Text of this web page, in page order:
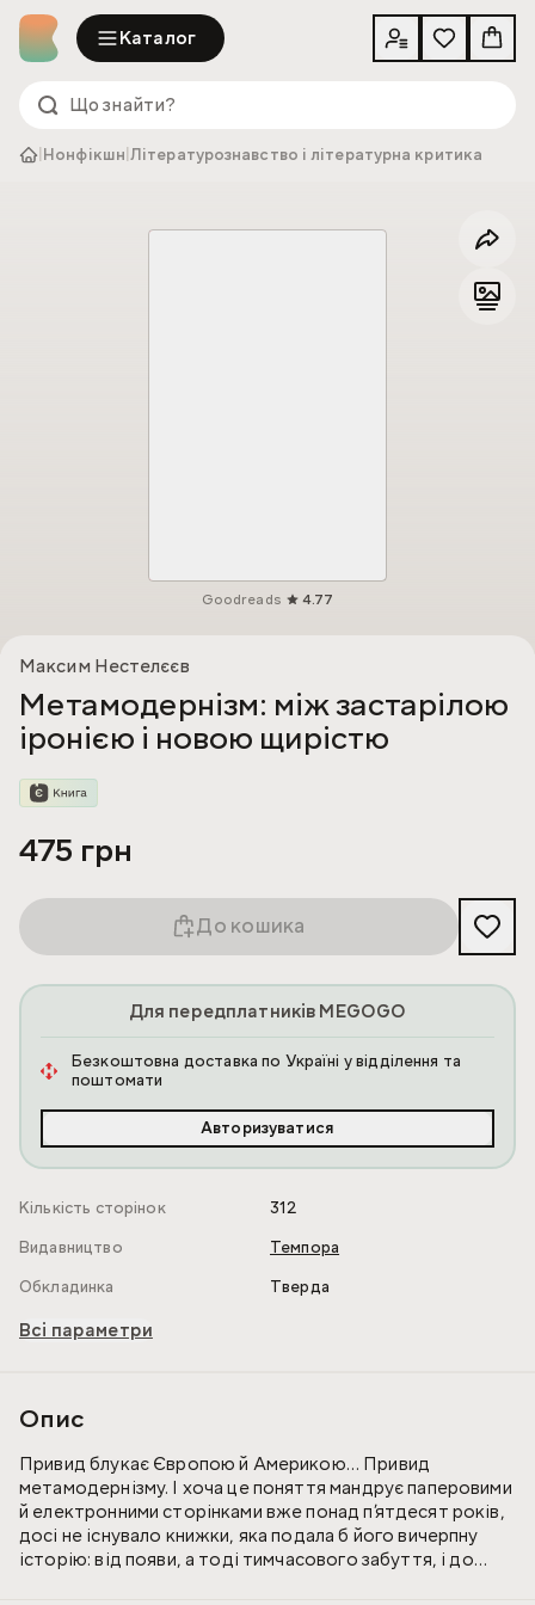
Каталог
Нонфікшн |Літературознавство і літературна критика
Goodreads 4.77
Максим Нестелєєв
Метамодернізм: між застарілою
іронією і новою щирістю
475 грн
До кошика
Для передплатників MEGOGO
Безкоштовна доставка по Україні у відділення та
поштомати
Авторизуватися
Кількість сторінок
312
Видавництво
Темпора
Обкладинка
Тверда
Всі параметри
Опис
Привид блукає Європою й Америкою… Привид
метамодернізму. І хоча це поняття мандрує паперовими
й електронними сторінками вже понад п’ятдесят років,
досі не існувало книжки, яка подала б його вичерпну
історію: від появи, а тоді тимчасового забуття, і до